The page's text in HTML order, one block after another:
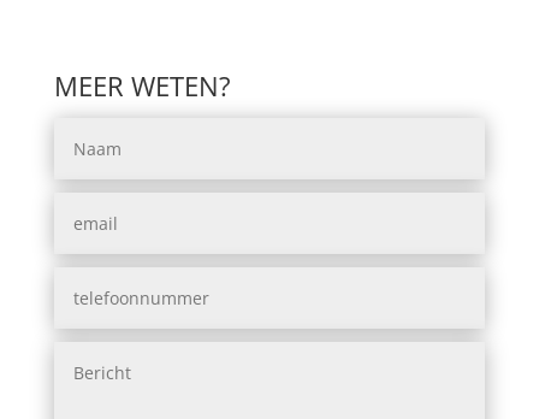
MEER WETEN?